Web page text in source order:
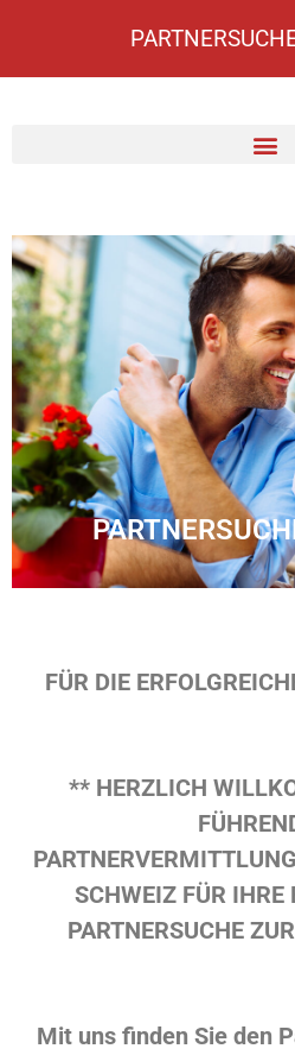
FÜR DIE
** HERZLICH
SCHWEIZ FÜR IHRE
PARTNERSUCHE
Mit uns finden Sie den